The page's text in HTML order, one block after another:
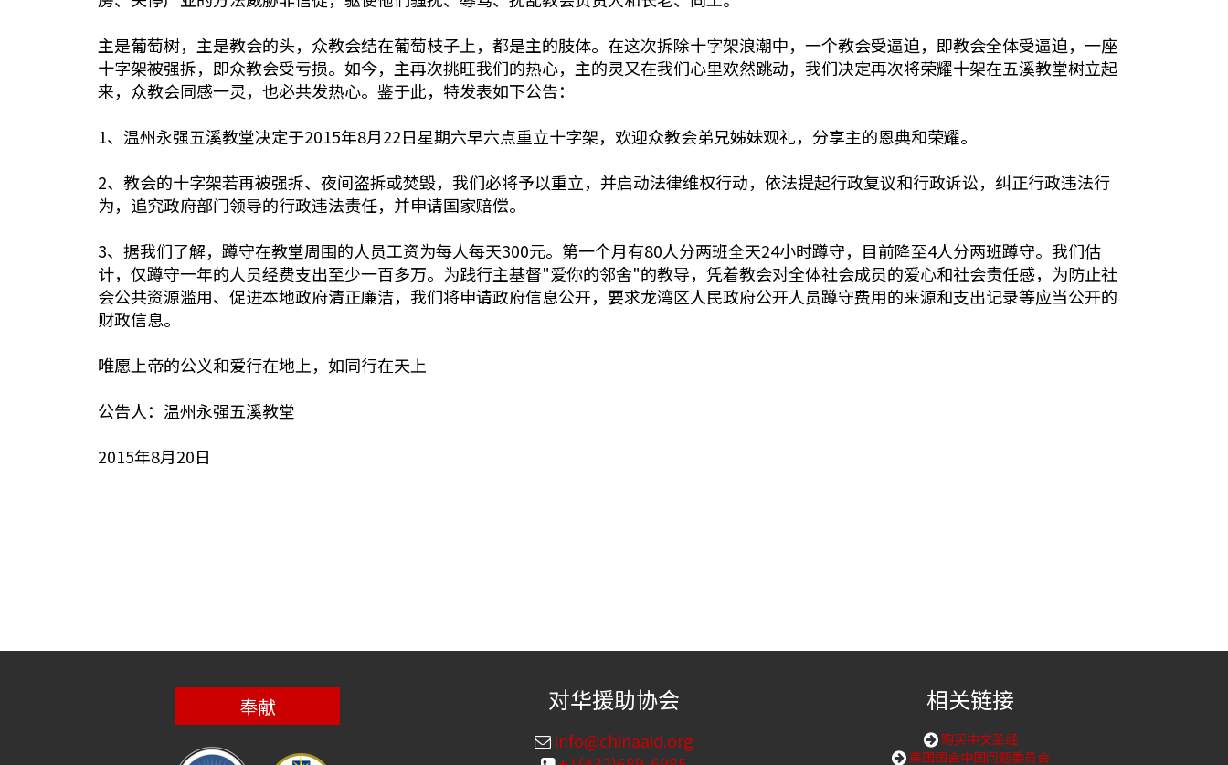
主是葡萄树，主是教会的头，众教会结在葡萄枝子上，都是主的肢体。在这次拆除十字架浪潮中，一个教会受逼迫，即教会全体受逼迫，一座
十字架被强拆，即众教会受亏损。如今，主再次挑旺我们的热心，主的灵又在我们心里欢然跳动，我们决定再次将荣耀十架在五溪教堂树立起
来，众教会同感一灵，也必共发热心。鉴于此，特发表如下公告：
1、温州永强五溪教堂决定于2015年8月22日星期六早六点重立十字架，欢迎众教会弟兄姊妹观礼，分享主的恩典和荣耀。
2、教会的十字架若再被强拆、夜间盗拆或焚毁，我们必将予以重立，并启动法律维权行动，依法提起行政复议和行政诉讼，纠正行政违法行
为，追究政府部门领导的行政违法责任，并申请国家赔偿。
3、据我们了解，蹲守在教堂周围的人员工资为每人每天300元。第一个月有80人分两班全天24小时蹲守，目前降至4人分两班蹲守。我们估
计，仅蹲守一年的人员经费支出至少一百多万。为践行主基督"爱你的邻舍"的教导，凭着教会对全体社会成员的爱心和社会责任感，为防止社
会公共资源滥用、促进本地政府清正廉洁，我们将申请政府信息公开，要求龙湾区人民政府公开人员蹲守费用的来源和支出记录等应当公开的
财政信息。
唯愿上帝的公义和爱行在地上，如同行在天上
公告人：温州永强五溪教堂
2015年8月20日
奉献 对华援助协会
info@chinaaid.org
相关链接
购买中文圣经
美国国会中国问题委员会